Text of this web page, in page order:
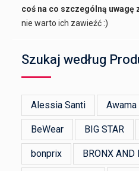
coś na co szczególną uwagę
nie warto ich zawieźć :)
Szukaj według
Alessia Santi Awama
BeWear BIG STAR
bonprix BRONX AND